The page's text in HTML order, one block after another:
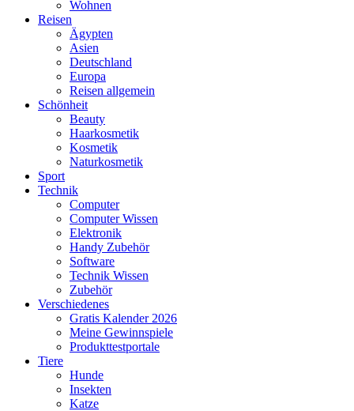
Wohnen
Reisen
Ägypten
Asien
Deutschland
Europa
Reisen allgemein
Schönheit
Beauty
Haarkosmetik
Kosmetik
Naturkosmetik
Sport
Technik
Computer
Computer Wissen
Elektronik
Handy Zubehör
Software
Technik Wissen
Zubehör
Verschiedenes
Gratis Kalender 2026
Meine Gewinnspiele
Produkttestportale
Tiere
Hunde
Insekten
Katze